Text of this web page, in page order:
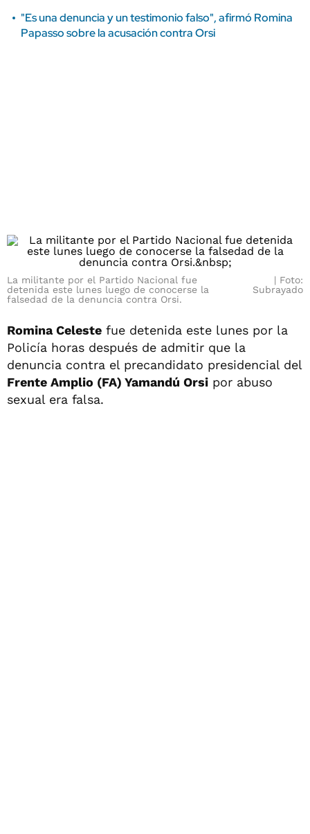
"Es una denuncia y un testimonio falso", afirmó Romina
Papasso sobre la acusación contra Orsi
La militante por el Partido Nacional fue
detenida este lunes luego de conocerse la
falsedad de la denuncia contra Orsi.
Foto:
Subrayado
Romina Celeste fue detenida este lunes por la
Policía horas después de admitir que la
denuncia contra el precandidato presidencial del
Frente Amplio (FA) Yamandú Orsi por abuso
sexual era falsa.